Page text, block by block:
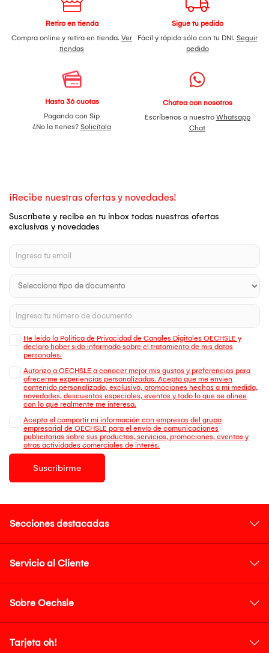
Retiro en tienda
Compra online y retira en tienda. Ver
tiendas
Sigue tu pedido
Fácil y rápido sólo con tu DNI. Seguir
pedido
Hasta 36 cuotas
Pagando con Sip
¿No la tienes? Solicítala
Chatea con nosotros
Escríbenos a nuestro Whatsapp
Chat
¡Recibe nuestras ofertas y novedades!
Suscríbete y recibe en tu inbox todas nuestras ofertas
exclusivas y novedades
He leído la Política de Privacidad de Canales Digitales OECHSLE y
declaro haber sido informado sobre el tratamiento de mis datos
personales.
Autorizo a OECHSLE a conocer mejor mis gustos y preferencias para
ofrecerme experiencias personalizadas. Acepto que me envien
contenido personalizado, exclusivo, promociones hechas a mi medida,
novedades, descuentos especiales, eventos y todo lo que se alinee
con lo que realmente me interesa.
Acepto el compartir mi información con empresas del grupo
empresarial de OECHSLE para el envío de comunicaciones
publicitarias sobre sus productos, servicios, promociones, eventos y
otras actividades comerciales de interés.
Suscribirme
Secciones destacadas
Servicio al Cliente
Sobre Oechsle
Tarjeta oh!